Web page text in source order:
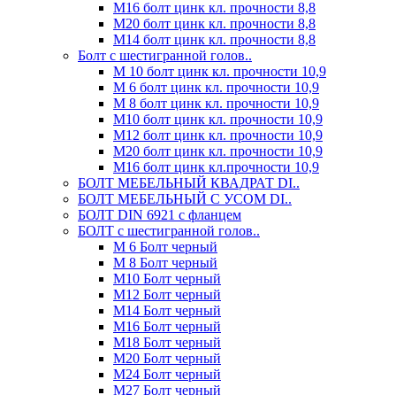
М16 болт цинк кл. прочности 8,8
М20 болт цинк кл. прочности 8,8
М14 болт цинк кл. прочности 8,8
Болт с шестигранной голов..
М 10 болт цинк кл. прочности 10,9
М 6 болт цинк кл. прочности 10,9
М 8 болт цинк кл. прочности 10,9
М10 болт цинк кл. прочности 10,9
М12 болт цинк кл. прочности 10,9
М20 болт цинк кл. прочности 10,9
М16 болт цинк кл.прочности 10,9
БОЛТ МЕБЕЛЬНЫЙ КВАДРАТ DI..
БОЛТ МЕБЕЛЬНЫЙ С УСОМ DI..
БОЛТ DIN 6921 c фланцем
БОЛТ с шестигранной голов..
М 6 Болт черный
М 8 Болт черный
М10 Болт черный
М12 Болт черный
М14 Болт черный
М16 Болт черный
М18 Болт черный
М20 Болт черный
М24 Болт черный
М27 Болт черный